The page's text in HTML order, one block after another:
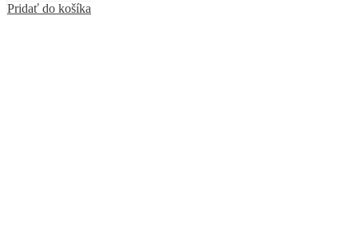
Pridať do košíka